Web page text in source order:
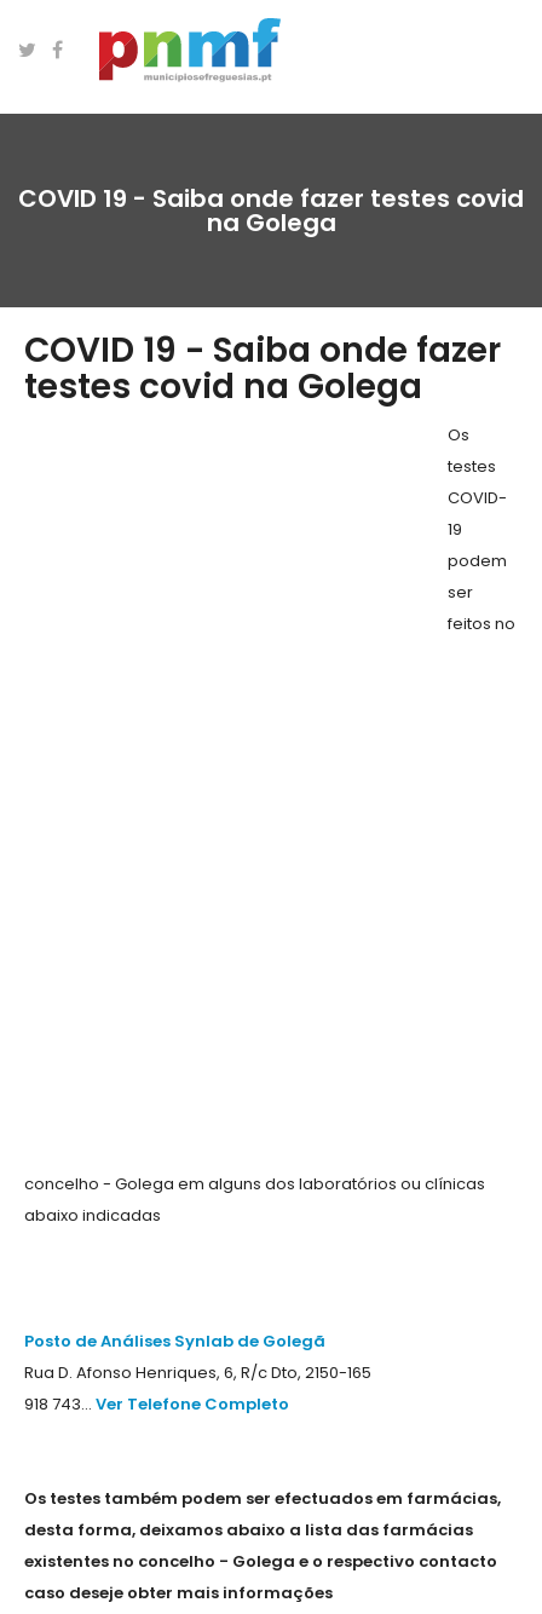
COVID 19 - Saiba onde fazer testes covid
na Golega
COVID 19 - Saiba onde fazer
testes covid na Golega
Os
testes
COVID-
19
podem
ser
feitos no
concelho - Golega em alguns dos laboratórios ou clínicas
abaixo indicadas
Posto de Análises Synlab de Golegã
Rua D. Afonso Henriques, 6, R/c Dto, 2150-165
918 743... Ver Telefone Completo
Os testes também podem ser efectuados em farmácias,
desta forma, deixamos abaixo a lista das farmácias
existentes no concelho - Golega e o respectivo contacto
caso deseje obter mais informações